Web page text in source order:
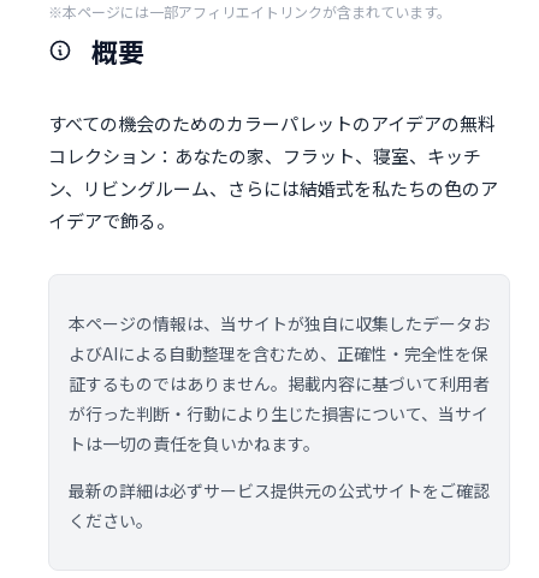
※本ページには一部アフィリエイトリンクが含まれています。
概要
すべての機会のためのカラーパレットのアイデアの無料
コレクション：あなたの家、フラット、寝室、キッチ
ン、リビングルーム、さらには結婚式を私たちの色のア
イデアで飾る。
本ページの情報は、当サイトが独自に収集したデータお
よびAIによる自動整理を含むため、正確性・完全性を保
証するものではありません。掲載内容に基づいて利用者
が行った判断・行動により生じた損害について、当サイ
トは一切の責任を負いかねます。
最新の詳細は必ずサービス提供元の公式サイトをご確認
ください。